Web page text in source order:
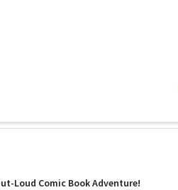
Loud Comic Book Adventure!